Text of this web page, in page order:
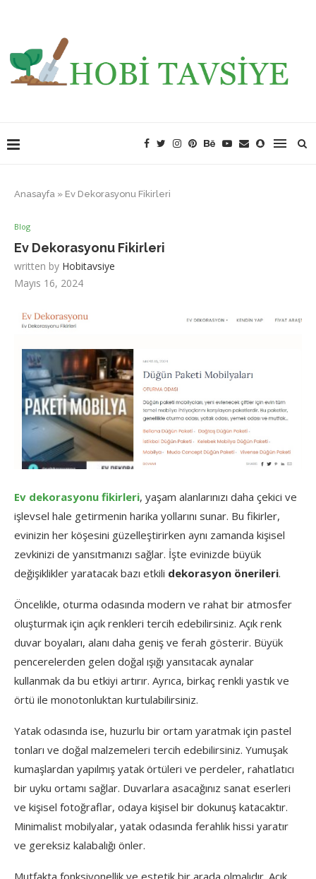
Anasayfa » Ev Dekorasyonu Fikirleri
Blog
Ev Dekorasyonu Fikirleri
written by Hobitavsiye
Mayıs 16, 2024
Ev dekorasyonu fikirleri, yaşam alanlarınızı daha çekici ve
işlevsel hale getirmenin harika yollarını sunar. Bu fikirler,
evinizin her köşesini güzelleştirirken aynı zamanda kişisel
zevkinizi de yansıtmanızı sağlar. İşte evinizde büyük
değişiklikler yaratacak bazı etkili dekorasyon önerileri.
Öncelikle, oturma odasında modern ve rahat bir atmosfer
oluşturmak için açık renkleri tercih edebilirsiniz. Açık renk
duvar boyaları, alanı daha geniş ve ferah gösterir. Büyük
pencerelerden gelen doğal ışığı yansıtacak aynalar
kullanmak da bu etkiyi artırır. Ayrıca, birkaç renkli yastık ve
örtü ile monotonluktan kurtulabilirsiniz.
Yatak odasında ise, huzurlu bir ortam yaratmak için pastel
tonları ve doğal malzemeleri tercih edebilirsiniz. Yumuşak
kumaşlardan yapılmış yatak örtüleri ve perdeler, rahatlatıcı
bir uyku ortamı sağlar. Duvarlara asacağınız sanat eserleri
ve kişisel fotoğraflar, odaya kişisel bir dokunuş katacaktır.
Minimalist mobilyalar, yatak odasında ferahlık hissi yaratır
ve gereksiz kalabalığı önler.
Mutfakta fonksiyonellik ve estetik bir arada olmalıdır. Açık